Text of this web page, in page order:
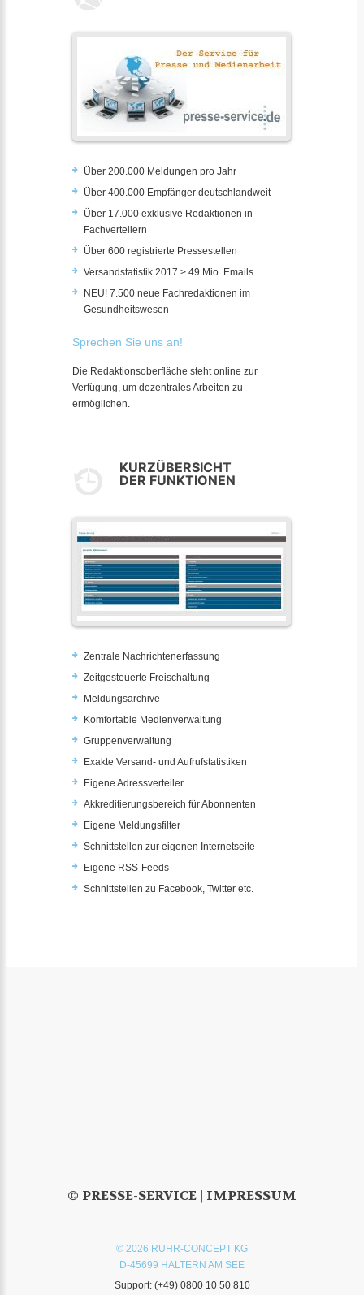
Über 200.000 Meldungen pro Jahr
Über 400.000 Empfänger deutschlandweit
Über 17.000 exklusive Redaktionen in
Fachverteilern
Über 600 registrierte Pressestellen
Versandstatistik 2017 > 49 Mio. Emails
NEU! 7.500 neue Fachredaktionen im
Gesundheitswesen
Sprechen Sie uns an!
Die Redaktionsoberfläche steht online zur
Verfügung, um dezentrales Arbeiten zu
ermöglichen.
KURZÜBERSICHT
DER FUNKTIONEN
Zentrale Nachrichtenerfassung
Zeitgesteuerte Freischaltung
Meldungsarchive
Komfortable Medienverwaltung
Gruppenverwaltung
Exakte Versand- und Aufrufstatistiken
Eigene Adressverteiler
Akkreditierungsbereich für Abonnenten
Eigene Meldungsfilter
Schnittstellen zur eigenen Internetseite
Eigene RSS-Feeds
Schnittstellen zu Facebook, Twitter etc.
© PRESSE-SERVICE | IMPRESSUM
© 2026 RUHR-CONCEPT KG
D-45699 HALTERN AM SEE
Support: (+49) 0800 10 50 810